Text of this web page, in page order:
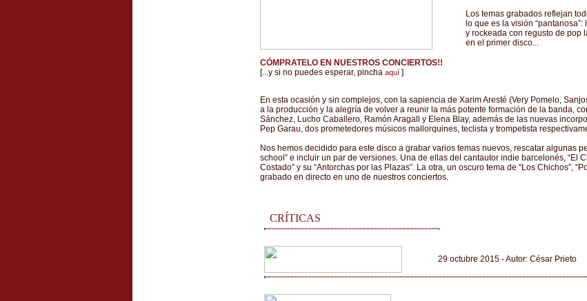
CÓMPRATELO EN NUESTROS CONCIERTOS!!
[...y si no puedes esperar, pincha aquí ]
Los temas grabados reflejan
lo que es la visión
y rockeada con regusto de pop
en el primer disco...
En esta ocasión y sin complejos, con la sapiencia de Xarim Aresté (Very Pomelo,
a la producción y la alegría de volver a reunir la más potente formación de la banda,
Sánchez, Lucho Caballero, Ramón Aragall y Elena Blay, además de las nuevas
Pep Garau, dos prometedores músicos mallorquines, teclista y trompetista
Nos hemos decidido para este disco a grabar varios temas nuevos, rescatar algunas
school” e incluir un par de versiones. Una de ellas del cantautor indie barcelonés, “El
Costado” y su “Antorchas por las Plazas”. La otra, un oscuro tema de “Los Chichos”,
grabado en directo en uno de nuestros conciertos.
CRÍTICAS
29 octubre 2015 - Autor: César Prieto